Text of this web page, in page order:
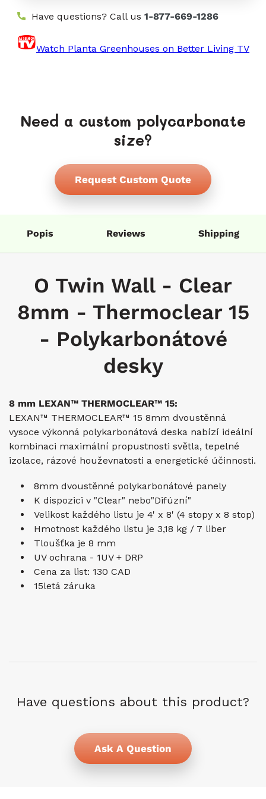
Have questions? Call us 1-877-669-1286
Watch Planta Greenhouses on Better Living TV
Need a custom polycarbonate
size?
Request Custom Quote
Popis Reviews Shipping
O Twin Wall - Clear
8mm - Thermoclear 15
- Polykarbonátové
desky
8 mm LEXAN™ THERMOCLEAR™ 15:
LEXAN™ THERMOCLEAR™ 15 8mm dvoustěnná
vysoce výkonná polykarbonátová deska nabízí ideální
kombinaci maximální propustnosti světla, tepelné
izolace, rázové houževnatosti a energetické účinnosti.
8mm dvoustěnné polykarbonátové panely
K dispozici v "Clear" nebo"Difúzní"
Velikost každého listu je 4' x 8' (4 stopy x 8 stop)
Hmotnost každého listu je 3,18 kg / 7 liber
Tloušťka je 8 mm
UV ochrana - 1UV + DRP
Cena za list: 130 CAD
15letá záruka
Have questions about this product?
Ask A Question